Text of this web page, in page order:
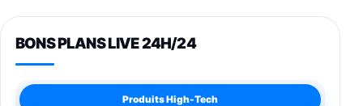
BONS PLANS LIVE 24H/24
Produits High-Tech